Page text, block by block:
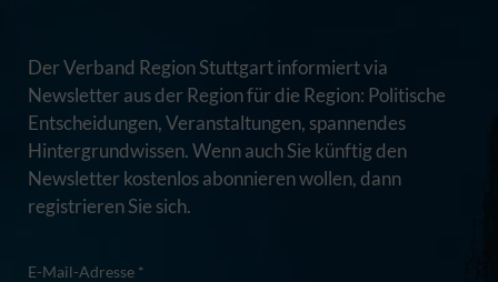
Der Verband Region Stuttgart informiert via
Newsletter aus der Region für die Region: Politische
Entscheidungen, Veranstaltungen, spannendes
Hintergrundwissen. Wenn auch Sie künftig den
Newsletter kostenlos abonnieren wollen, dann
registrieren Sie sich.
E-Mail-Adresse *